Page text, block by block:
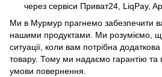
через сервіси Приват24, LiqPay,
Ми в Мурмур прагнемо забезпечити
нашими продуктами. Ми розуміємо,
ситуації, коли вам потрібна
товару. Тому ми надаємо гарантію та
умови повернення.